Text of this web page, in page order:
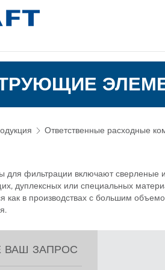
Ответственные расходные
для фильтрации включают сверленые
дуплексных или специальных
как в производствах с большим
ВАШ ЗАПРОС